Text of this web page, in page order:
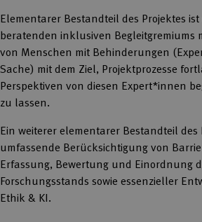
Elementarer Bestandteil des Projektes
beratenden inklusiven Begleitgremiums
von Menschen mit Behinderungen
Sache) mit dem Ziel, Projektprozesse
Perspektiven von diesen Expert*innen
zu lassen.
Ein weiterer elementarer Bestandteil des
umfassende Berücksichtigung von
Erfassung, Bewertung und Einordnung
Forschungsstands sowie essenzieller
Ethik & KI.